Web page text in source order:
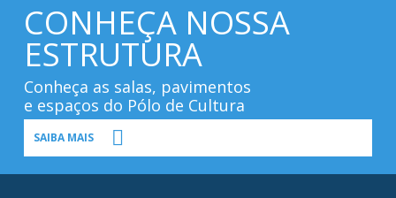
CONHEÇA NOSSA
ESTRUTURA
Conheça as salas, pavimentos
e espaços do Pólo de Cultura
SAIBA MAIS